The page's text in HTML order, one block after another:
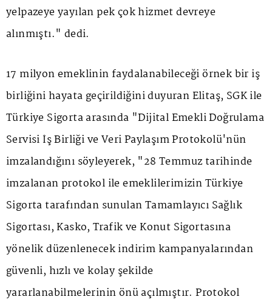
yelpazeye yayılan pek çok hizmet devreye
alınmıştı." dedi.
17 milyon emeklinin faydalanabileceği örnek bir iş
birliğini hayata geçirildiğini duyuran Elitaş, SGK ile
Türkiye Sigorta arasında "Dijital Emekli Doğrulama
Servisi İş Birliği ve Veri Paylaşım Protokolü'nün
imzalandığını söyleyerek, "28 Temmuz tarihinde
imzalanan protokol ile emeklilerimizin Türkiye
Sigorta tarafından sunulan Tamamlayıcı Sağlık
Sigortası, Kasko, Trafik ve Konut Sigortasına
yönelik düzenlenecek indirim kampanyalarından
güvenli, hızlı ve kolay şekilde
yararlanabilmelerinin önü açılmıştır. Protokol